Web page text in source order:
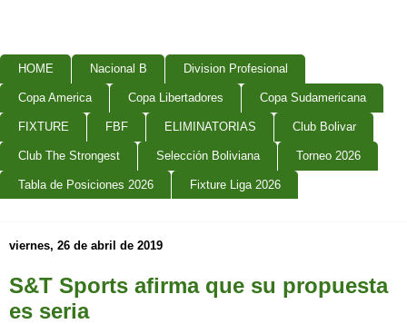
HOME Nacional B Division Profesional
Copa America Copa Libertadores Copa Sudamericana
FIXTURE FBF ELIMINATORIAS Club Bolivar
Club The Strongest Selección Boliviana Torneo 2026
Tabla de Posiciones 2026 Fixture Liga 2026
viernes, 26 de abril de 2019
S&T Sports afirma que su propuesta
es seria